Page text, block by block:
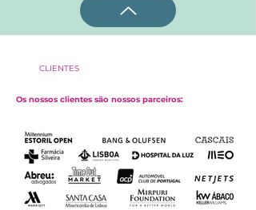
CLIENTES
Os nossos clientes são nossos parceiros: